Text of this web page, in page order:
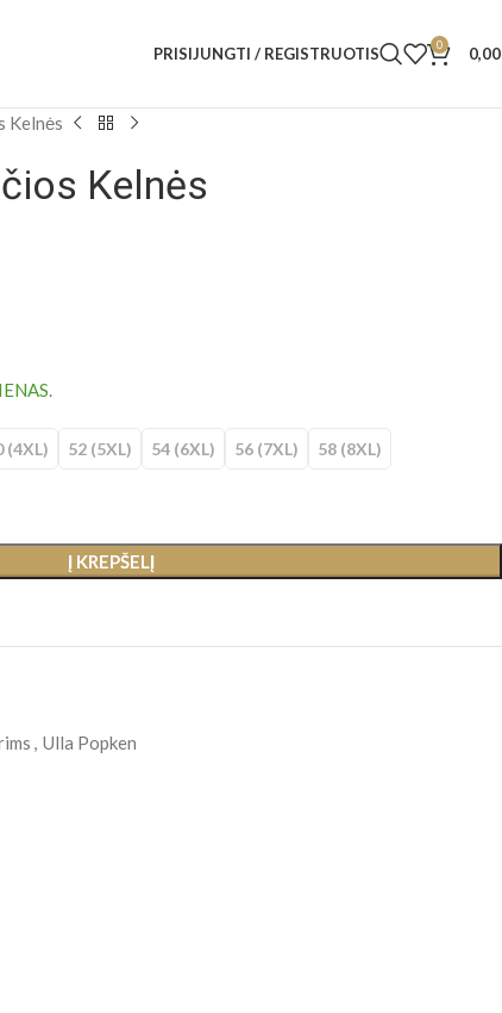
PRISIJUNGTI / REGISTRUOTIS 0
Kelnės
Kelnės
(4XL) 52 (5XL) 54 (6XL) 56 (7XL) 58 (8XL)
Į KREPŠELĮ
, Ulla Popken